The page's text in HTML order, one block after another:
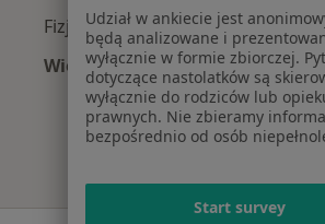
Fizjoterapeuci z LUX MED w
Więcej (8)
Więcej w kategorii:
Udział w ankiecie jest
będą analizowane i
wyłącznie w formie zbiorczej.
dotyczące nastolatków są
wyłącznie do rodziców lub
prawnych. Nie zbieramy
bezpośrednio od osób
Start survey